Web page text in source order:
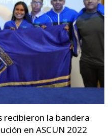
la bandera
en ASCUN 2022